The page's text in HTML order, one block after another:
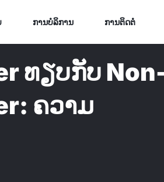
ການບໍລິການ ການຕິດຕໍ່
ທຽບກັບ
ຄວາມ